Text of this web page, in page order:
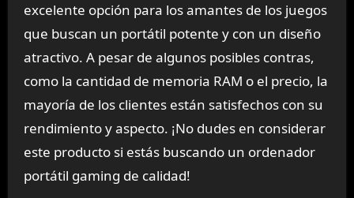
excelente opción para los amantes de los juegos
que buscan un portátil potente y con un diseño
atractivo. A pesar de algunos posibles contras,
como la cantidad de memoria RAM o el precio, la
mayoría de los clientes están satisfechos con su
rendimiento y aspecto. ¡No dudes en considerar
este producto si estás buscando un ordenador
portátil gaming de calidad!